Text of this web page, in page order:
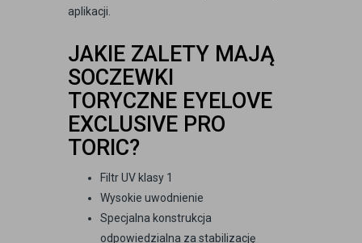
aplikacji.
JAKIE ZALETY MAJĄ
SOCZEWKI
TORYCZNE EYELOVE
EXCLUSIVE PRO
TORIC?
Filtr UV klasy 1
Wysokie uwodnienie
Specjalna konstrukcja
odpowiedzialna za stabilizację